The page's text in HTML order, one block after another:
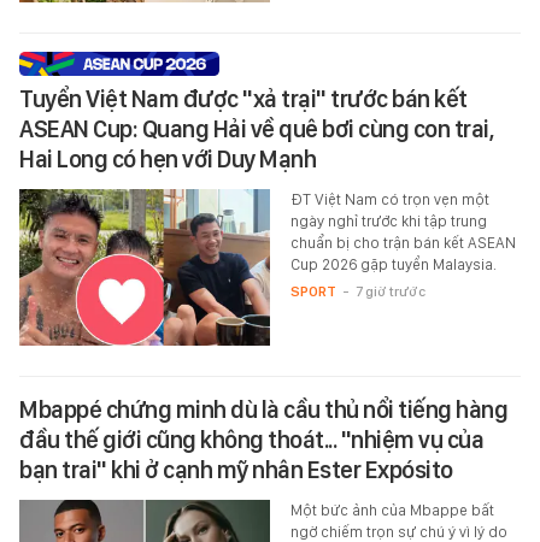
Tuyển Việt Nam được "xả trại" trước bán kết
ASEAN Cup: Quang Hải về quê bơi cùng con trai,
Hai Long có hẹn với Duy Mạnh
ĐT Việt Nam có trọn vẹn một
ngày nghỉ trước khi tập trung
chuẩn bị cho trận bán kết ASEAN
Cup 2026 gặp tuyển Malaysia.
SPORT - 7 giờ trước
Mbappé chứng minh dù là cầu thủ nổi tiếng hàng
đầu thế giới cũng không thoát... "nhiệm vụ của
bạn trai" khi ở cạnh mỹ nhân Ester Expósito
Một bức ảnh của Mbappe bất
ngờ chiếm trọn sự chú ý vì lý do